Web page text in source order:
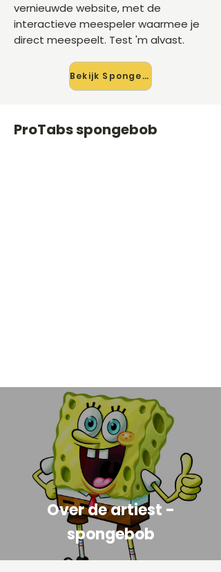
vernieuwde website, met de
interactieve meespeler waarmee je
direct meespeelt. Test 'm alvast.
Bekijk Spongebob →
ProTabs spongebob
Over de artiest -
spongebob